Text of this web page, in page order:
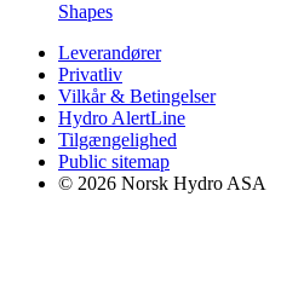
Shapes
Leverandører
Privatliv
Vilkår & Betingelser
Hydro AlertLine
Tilgængelighed
Public sitemap
© 2026 Norsk Hydro ASA